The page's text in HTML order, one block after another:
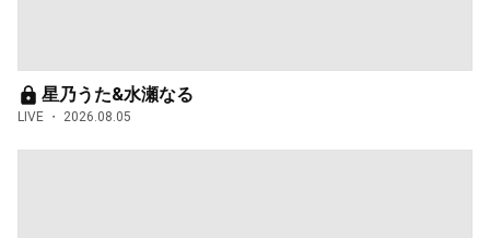
星乃うた&水瀬なる
LIVE 2026.08.05